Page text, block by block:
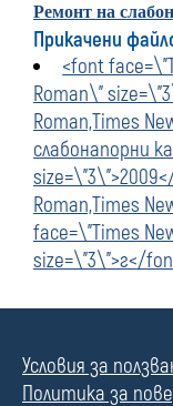
Ремонт на
Прикачени
<font
Roman\"
Roman,Times
слабонапорни
Roman,Times
face=\"Times
size=\"3\">г</
Условия за
Политика за